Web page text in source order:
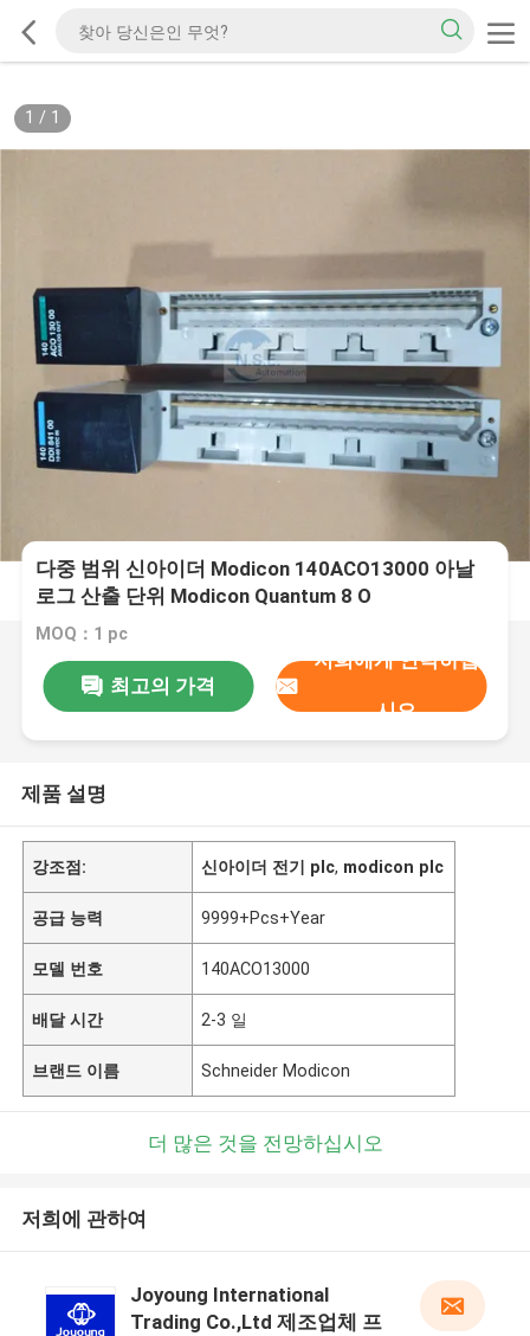
1 / 1
다중 범위 신아이더 Modicon 140ACO13000 아날
로그 산출 단위 Modicon Quantum 8 O
MOQ：1 pc
최고의 가격
저희에게 연락하십
시오
제품 설명
강조점: 신아이더 전기 plc, modicon plc
공급 능력 9999+Pcs+Year
모델 번호 140ACO13000
배달 시간 2-3 일
브랜드 이름 Schneider Modicon
더 많은 것을 전망하십시오
저희에 관하여
Joyoung International
Trading Co.,Ltd 제조업체 프